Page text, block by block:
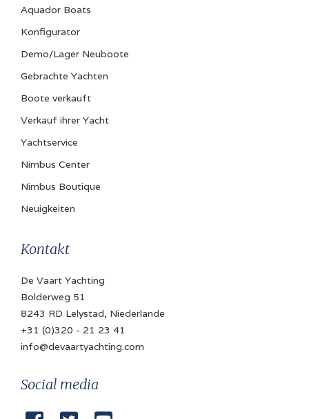
Diesel
Brennstofftank
500 Liter
Bugstrahlruder
elektrisch
✓
Navigation
Log
Volvo Penta
✓
Aquador Boats
Konfigurator
Demo/Lager Neuboote
Gebrachte Yachten
Boote verkauft
Verkauf ihrer Yacht
Yachtservice
Nimbus Center
Nimbus Boutique
Neuigkeiten
Kontakt
De Vaart Yachting
Bolderweg 51
8243 RD Lelystad, Niederlande
+31 (0)320 - 21 23 41
info@devaartyachting.com
Social media